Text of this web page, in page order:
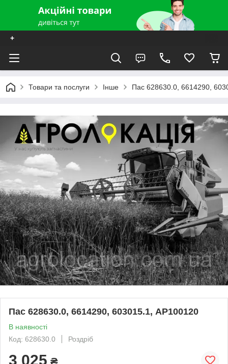
+
Товари та послуги Інше Пас 628630.0, 6614290,
Пас 628630.0, 6614290, 603015.1, AP100120
В наявності
Код: 628630.0
Роздріб
3 025